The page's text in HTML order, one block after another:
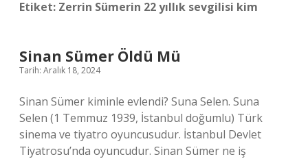
Etiket: Zerrin Sümerin 22 yıllık sevgilisi kim
Sinan Sümer Öldü Mü
Tarih: Aralık 18, 2024
Sinan Sümer kiminle evlendi? Suna Selen. Suna
Selen (1 Temmuz 1939, İstanbul doğumlu) Türk
sinema ve tiyatro oyuncusudur. İstanbul Devlet
Tiyatrosu’nda oyuncudur. Sinan Sümer ne iş